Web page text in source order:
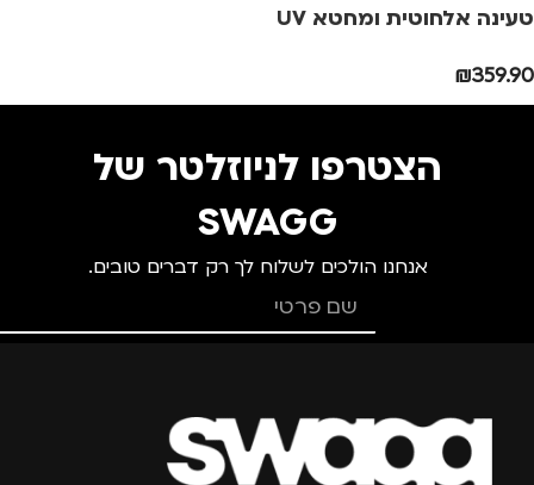
מותגים TROIKA
מתאים ל
גברים
טעינה אלחוטית ומחטא UV
₪359.90
הצטרפו לניוזלטר של
SWAGG
אנחנו הולכים לשלוח לך רק דברים טובים.